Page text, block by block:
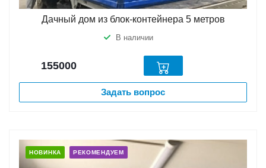
Дачный дом из блок-контейнера 5 метров
В наличии
155000
Задать вопрос
НОВИНКА РЕКОМЕНДУЕМ